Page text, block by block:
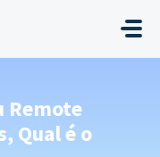
Remote
Qual é o